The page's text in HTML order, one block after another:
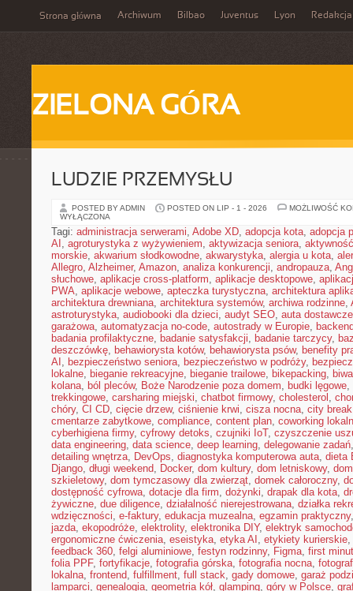
Strona główna Archiwum Bilbao Juventus Lyon Redakcja
ZIELONA GÓRA
LUDZIE PRZEMYSŁU
POSTED BY ADMIN POSTED ON LIP - 1 - 2026
MOŻLIWOŚĆ
WYŁĄCZONA
Tagi: administracja serwerami, Adobe XD, adopcja kota, adopcja
AI , agroturystyka z wyżywieniem, aktywizacja seniora,
morskie, akwarium słodkowodne, akwarystyka, alergia u kota,
Allegro, Alzheimer, Amazon, analiza konkurencji, andropauza,
słuchowe, aplikacje cross-platform, aplikacje desktopowe,
PWA, aplikacje webowe, apteczka turystyczna, architektura
architektura drewniana, architektura systemów, archiwa rodzinne,
astroturystyka, audiobooki dla dzieci, audyt SEO, auta dostawcze
garażowa, automatyzacja no-code, autostrady w Europie,
badania profilaktyczne, badanie satysfakcji, badanie tarczycy,
deszczówkę, behawiorysta kotów, behawiorysta psów, benefity
AI , bezpieczeństwo seniora, bezpieczeństwo w podróży,
lokalne, bieganie rekreacyjne, bieganie trailowe, bikepacking,
kolana, ból pleców, Boże Narodzenie poza domem, budki lęgowe,
trekkingowe, carsharing miejski, chatbot firmowy, cholesterol ,
chóry, CI CD, cięcie drzew, ciśnienie krwi, cisza nocna, city
cmentarze zabytkowe, compliance, content plan, coworking
cyberhigiena firmy, cyfrowy detoks, czujniki IoT, czyszczenie
data engineering, data science, deep learning, delegowanie zadań
detailing wnętrza, DevOps, diagnostyka komputerowa auta, dieta
Django, długi weekend, Docker, dom kultury, dom letniskowy,
szkieletowy, dom tymczasowy dla zwierząt, domek całoroczny,
dostępność cyfrowa, dotacje dla firm, dożynki, drapak dla kota,
żywiczne, due diligence, działalność nierejestrowana, działka
wdzięczności, e-faktury, edukacja muzealna, egzamin praktyczny
jazda, ekopodróże, elektrolity, elektronika DIY, elektryk
ergonomiczne ćwiczenia, eseistyka, etyka AI , etykiety kurierskie,
feedback 360, felgi aluminiowe, festyn rodzinny, Figma, first
folia PPF, fortyfikacje, fotografia górska, fotografia nocna,
lokalna, frontend, fulfillment, full stack, gady domowe, garaż
lamparci, genealogia, geometria kół, glamping, góry w Polsce,